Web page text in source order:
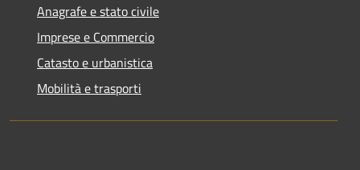
Anagrafe e stato civile
Imprese e Commercio
Catasto e urbanistica
Mobilità e trasporti